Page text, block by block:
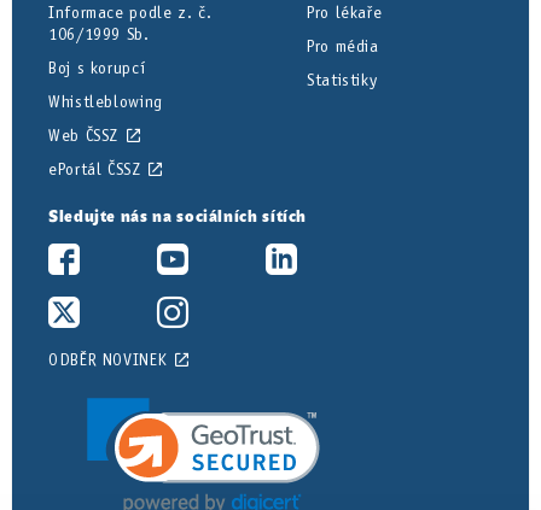
Informace podle z. č.
106/1999 Sb.
Boj s korupcí
Whistleblowing
Web ČSSZ
ePortál ČSSZ
Pro lékaře
Pro média
Statistiky
Sledujte nás na sociálních sítích
ODBĚR NOVINEK